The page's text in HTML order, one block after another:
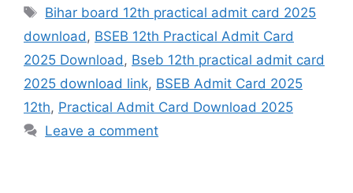
Tags
Bihar board 12th practical admit card 2025
download , BSEB 12th Practical Admit Card
2025 Download , Bseb 12th practical admit card
2025 download link, BSEB Admit Card 2025
12th, Practical Admit Card Download 2025
Leave a comment